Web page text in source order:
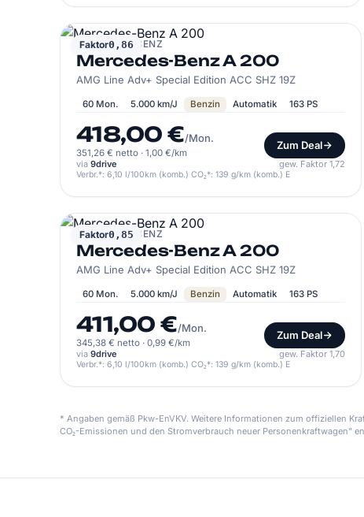
Faktor0,86
MERCEDES-BENZ
Mercedes-Benz A 200
AMG Line Adv+ Special Edition ACC SHZ 19Z
60 Mon. 5.000 km/J Benzin Automatik 163 PS
418,00 €/Mon.
351,26 € netto · 1,00 €/km
Zum Deal
via 9drive gew. Faktor 1,72
Verbr.*: 6,10 l/100km (komb.) CO₂*: 139 g/km (komb.) E
Faktor0,85
MERCEDES-BENZ
Mercedes-Benz A 200
AMG Line Adv+ Special Edition ACC SHZ 19Z
60 Mon. 5.000 km/J Benzin Automatik 163 PS
411,00 €/Mon.
345,38 € netto · 0,99 €/km
Zum Deal
via 9drive gew. Faktor 1,70
Verbr.*: 6,10 l/100km (komb.) CO₂*: 139 g/km (komb.) E
* Angaben gemäß Pkw-EnVKV. Weitere Informationen zum offiziellen
CO₂-Emissionen und den Stromverbrauch neuer Personenkraftwagen"